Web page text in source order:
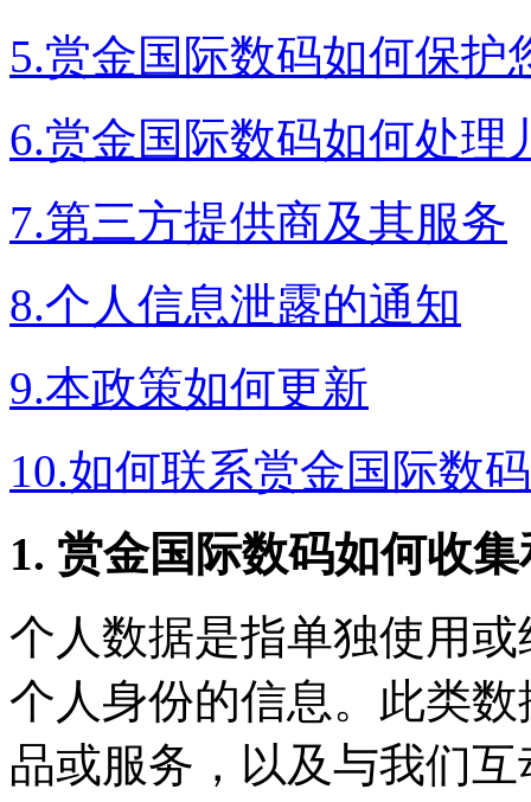
5.赏金国际数码如何保护
6.赏金国际数码如何处理
7.第三方提供商及其服务
8.个人信息泄露的通知
9.本政策如何更新
10.如何联系赏金国际数码
1. 赏金国际数码如何收
个人数据是指单独使用
个人身份的信息。此类数
品或服务，以及与我们